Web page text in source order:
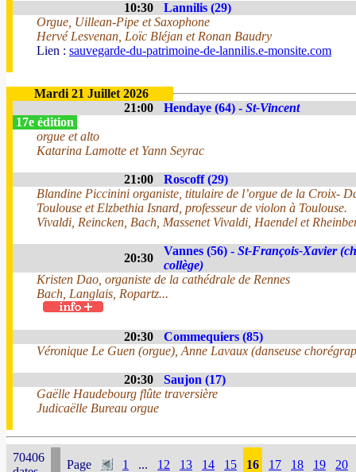
10:30
Lannilis (29)
Orgue, Uillean-Pipe et Saxophone
Hervé Lesvenan, Loïc Bléjan et Ronan Baudry
Lien : sauvegarde-du-patrimoine-de-lannilis.e-monsite.com
Mardi 21 Juillet 2026
21:00
Hendaye (64) - St-Vincent
17e édition
orgue et alto
Katarina Lamotte et Yann Seyrac
21:00
Roscoff (29)
Blandine Piccinini organiste, titulaire de l’orgue de la Croix-
Toulouse et Elzbethia Isnard, professeur de violon à Toulouse.
Vivaldi, Reincken, Bach, Massenet Vivaldi, Haendel et
20:30
Vannes (56) - St-François-Xavier
collège)
Kristen Dao, organiste de la cathédrale de Rennes
Bach, Langlais, Ropartz...
20:30
Commequiers (85)
Véronique Le Guen (orgue), Anne Lavaux (danseuse
20:30
Saujon (17)
Gaëlle Haudebourg flûte traversière
Judicaëlle Bureau orgue
70406
Page 1 ... 12 13 14 15 16 17 18 19 20